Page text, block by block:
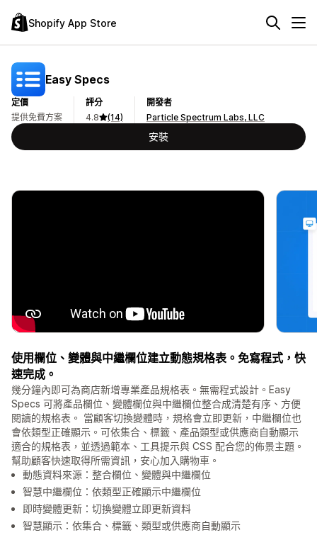
Shopify App Store
Easy Specs
定價
提供免費方案
評分
4.8
(14)
開發者
Particle Spectrum Labs, LLC
安裝
使用欄位、變體與中繼欄位建立動態規格表。免寫程式，快
速完成。
幾分鐘內即可為商店新增專業產品規格表。無需程式設計。Easy
Specs 可將產品欄位、變體欄位與中繼欄位整合成清楚有序、方便
閱讀的規格表。 當顧客切換變體時，規格會立即更新，中繼欄位也
會依類型正確顯示。可依集合、標籤、產品類型或供應商自動顯示
適合的規格表，並透過範本、工具提示與 CSS 配合您的佈景主題。
幫助顧客快速取得所需資訊，安心加入購物車。
動態資料來源：整合欄位、變體與中繼欄位
智慧中繼欄位：依類型正確顯示中繼欄位
即時變體更新：切換變體立即更新資料
智慧顯示：依集合、標籤、類型或供應商自動顯示